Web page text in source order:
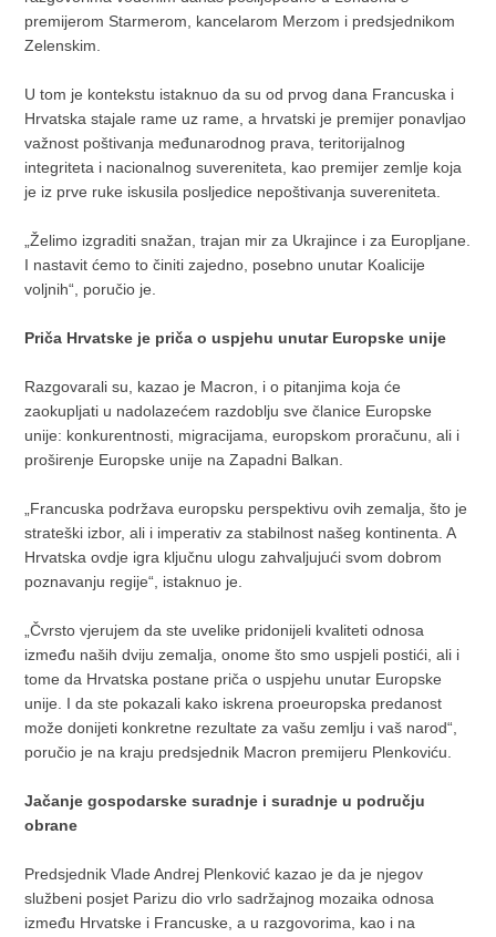
premijerom Starmerom, kancelarom Merzom i predsjednikom
Zelenskim.
U tom je kontekstu istaknuo da su od prvog dana Francuska i
Hrvatska stajale rame uz rame, a hrvatski je premijer ponavljao
važnost poštivanja međunarodnog prava, teritorijalnog
integriteta i nacionalnog suvereniteta, kao premijer zemlje koja
je iz prve ruke iskusila posljedice nepoštivanja suvereniteta.
„Želimo izgraditi snažan, trajan mir za Ukrajince i za Europljane.
I nastavit ćemo to činiti zajedno, posebno unutar Koalicije
voljnih“, poručio je.
Priča Hrvatske je priča o uspjehu unutar Europske unije
Razgovarali su, kazao je Macron, i o pitanjima koja će
zaokupljati u nadolazećem razdoblju sve članice Europske
unije: konkurentnosti, migracijama, europskom proračunu, ali i
proširenje Europske unije na Zapadni Balkan.
„Francuska podržava europsku perspektivu ovih zemalja, što je
strateški izbor, ali i imperativ za stabilnost našeg kontinenta. A
Hrvatska ovdje igra ključnu ulogu zahvaljujući svom dobrom
poznavanju regije“, istaknuo je.
„Čvrsto vjerujem da ste uvelike pridonijeli kvaliteti odnosa
između naših dviju zemalja, onome što smo uspjeli postići, ali i
tome da Hrvatska postane priča o uspjehu unutar Europske
unije. I da ste pokazali kako iskrena proeuropska predanost
može donijeti konkretne rezultate za vašu zemlju i vaš narod“,
poručio je na kraju predsjednik Macron premijeru Plenkoviću.
Jačanje gospodarske suradnje i suradnje u području
obrane
Predsjednik Vlade Andrej Plenković kazao je da je njegov
službeni posjet Parizu dio vrlo sadržajnog mozaika odnosa
između Hrvatske i Francuske, a u razgovorima, kao i na